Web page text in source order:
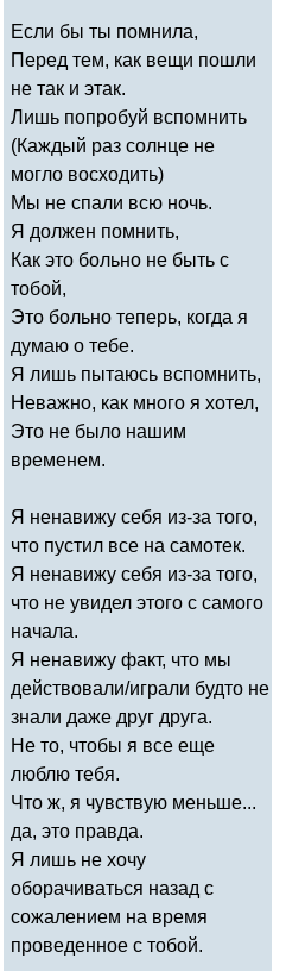
Если бы ты помнила,
Перед тем, как вещи пошли
не так и этак.
Лишь попробуй вспомнить
(Каждый раз солнце не
могло восходить)
Мы не спали всю ночь.
Я должен помнить,
Как это больно не быть с
тобой,
Это больно теперь, когда я
думаю о тебе.
Я лишь пытаюсь вспомнить,
Неважно, как много я хотел,
Это не было нашим
временем.
Я ненавижу себя из-за того,
что пустил все на самотек.
Я ненавижу себя из-за того,
что не увидел этого с самого
начала.
Я ненавижу факт, что мы
действовали/играли будто не
знали даже друг друга.
Не то, чтобы я все еще
люблю тебя.
Что ж, я чувствую меньше...
да, это правда.
Я лишь не хочу
оборачиваться назад с
сожалением на время
проведенное с тобой.